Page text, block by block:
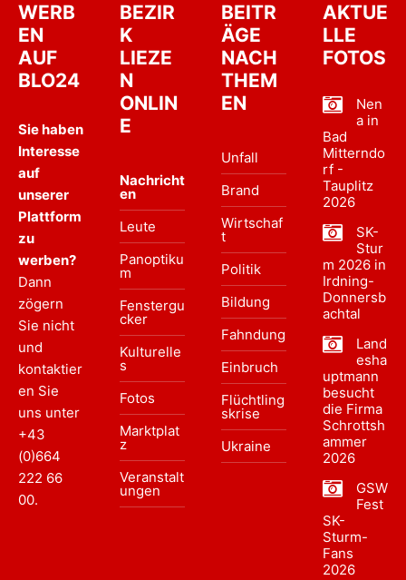
WERB
EN
AUF
BLO24
Sie haben
Interesse
auf
unserer
Plattform
zu
werben?
Dann
zögern
Sie nicht
und
kontaktier
en Sie
uns unter
+43
(0)664
222 66
00.
BEZIR
K
LIEZE
N
ONLIN
E
Nachricht
en
Leute
Panoptiku
m
Fenstergu
cker
Kulturelle
s
Fotos
Marktplat
z
Veranstalt
ungen
BEITR
ÄGE
NACH
THEM
EN
Unfall
Brand
Wirtschaf
t
Politik
Bildung
Fahndung
Einbruch
Flüchtling
skrise
Ukraine
AKTUE
LLE
FOTOS
Nen
a in
Bad
Mitterndo
rf -
Tauplitz
2026
SK-
Stur
m 2026 in
Irdning-
Donnersb
achtal
Land
esha
uptmann
besucht
die Firma
Schrottsh
ammer
2026
GSW
Fest
SK-
Sturm-
Fans
2026